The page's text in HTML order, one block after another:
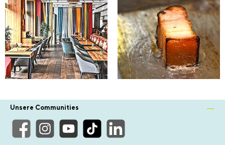
Unsere Communities